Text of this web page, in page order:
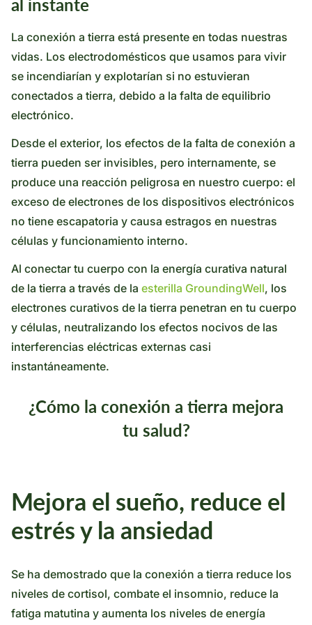
al instante
La conexión a tierra está presente en todas nuestras
vidas. Los electrodomésticos que usamos para vivir
se incendiarían y explotarían si no estuvieran
conectados a tierra, debido a la falta de equilibrio
electrónico.
Desde el exterior, los efectos de la falta de conexión a
tierra pueden ser invisibles, pero internamente, se
produce una reacción peligrosa en nuestro cuerpo: el
exceso de electrones de los dispositivos electrónicos
no tiene escapatoria y causa estragos en nuestras
células y funcionamiento interno.
Al conectar tu cuerpo con la energía curativa natural
de la tierra a través de la esterilla GroundingWell, los
electrones curativos de la tierra penetran en tu cuerpo
y células, neutralizando los efectos nocivos de las
interferencias eléctricas externas casi
instantáneamente.
¿Cómo la conexión a tierra mejora
tu salud?
Mejora el sueño, reduce el
estrés y la ansiedad
Se ha demostrado que la conexión a tierra reduce los
niveles de cortisol, combate el insomnio, reduce la
fatiga matutina y aumenta los niveles de energía